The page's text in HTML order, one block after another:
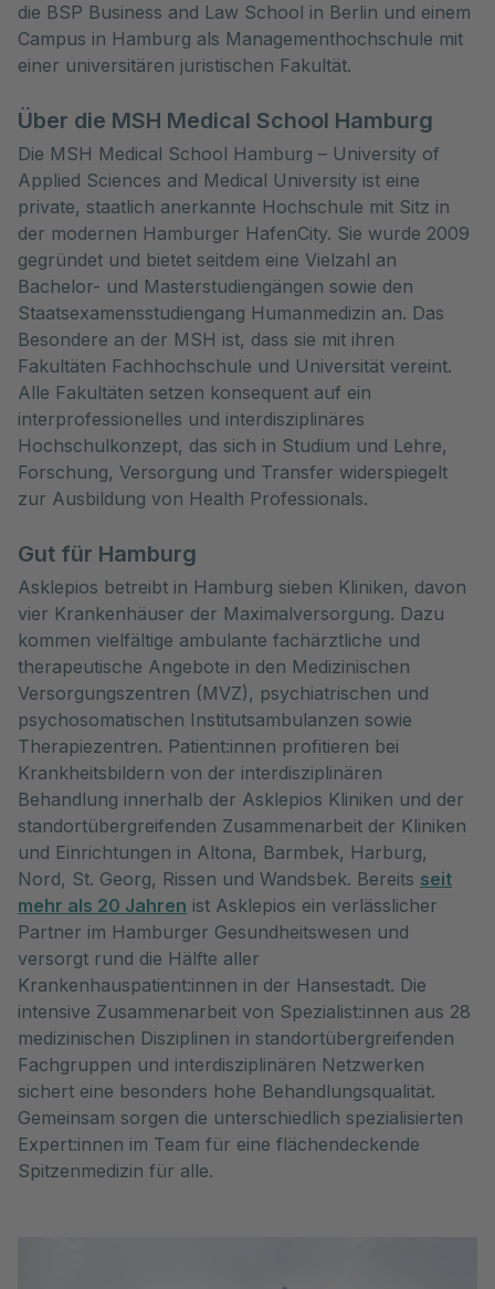
die BSP Business and Law School in Berlin und einem
Campus in Hamburg als Managementhochschule mit
einer universitären juristischen Fakultät.
Über die MSH Medical School Hamburg
Die MSH Medical School Hamburg – University of
Applied Sciences and Medical University ist eine
private, staatlich anerkannte Hochschule mit Sitz in
der modernen Hamburger HafenCity. Sie wurde 2009
gegründet und bietet seitdem eine Vielzahl an
Bachelor- und Masterstudiengängen sowie den
Staatsexamensstudiengang Humanmedizin an. Das
Besondere an der MSH ist, dass sie mit ihren
Fakultäten Fachhochschule und Universität vereint.
Alle Fakultäten setzen konsequent auf ein
interprofessionelles und interdisziplinäres
Hochschulkonzept, das sich in Studium und Lehre,
Forschung, Versorgung und Transfer widerspiegelt
zur Ausbildung von Health Professionals.
Gut für Hamburg
Asklepios betreibt in Hamburg sieben Kliniken, davon
vier Krankenhäuser der Maximalversorgung. Dazu
kommen vielfältige ambulante fachärztliche und
therapeutische Angebote in den Medizinischen
Versorgungszentren (MVZ), psychiatrischen und
psychosomatischen Institutsambulanzen sowie
Therapiezentren. Patient:innen profitieren bei
Krankheitsbildern von der interdisziplinären
Behandlung innerhalb der Asklepios Kliniken und der
standortübergreifenden Zusammenarbeit der Kliniken
und Einrichtungen in Altona, Barmbek, Harburg,
Nord, St. Georg, Rissen und Wandsbek. Bereits seit
mehr als 20 Jahren ist Asklepios ein verlässlicher
Partner im Hamburger Gesundheitswesen und
versorgt rund die Hälfte aller
Krankenhauspatient:innen in der Hansestadt. Die
intensive Zusammenarbeit von Spezialist:innen aus 28
medizinischen Disziplinen in standortübergreifenden
Fachgruppen und interdisziplinären Netzwerken
sichert eine besonders hohe Behandlungsqualität.
Gemeinsam sorgen die unterschiedlich spezialisierten
Expert:innen im Team für eine flächendeckende
Spitzenmedizin für alle.